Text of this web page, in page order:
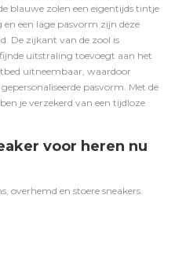
blauwe zolen een eigentijds tintje
en een lage pasvorm zijn deze
De zijkant van de zool is
uitstraling toevoegt aan het
uitneembaar, waardoor
pasvorm. Met de
je verzekerd van een tijdloze
voor heren nu
overhemd en stoere sneakers.